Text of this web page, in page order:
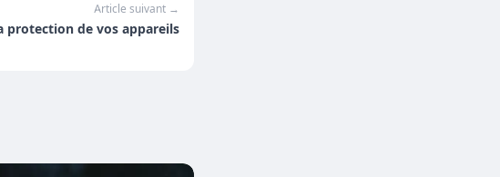
Article suivant →
protection de vos appareils